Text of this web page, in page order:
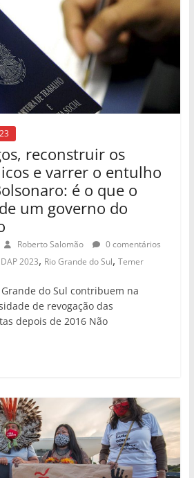
reconstruir os
e varrer o entulho
é o que o
um governo do
Roberto Salomão
0 comentários
2023, Rio Grande do Sul, Temer
do Sul contribuem na
de revogação das
depois de 2016 Não